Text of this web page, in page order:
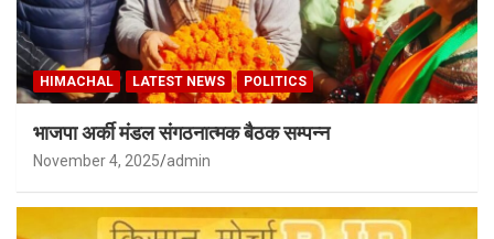
HIMACHAL LATEST NEWS POLITICS
भाजपा अर्की मंडल संगठनात्मक बैठक सम्पन्न
November 4, 2025 admin